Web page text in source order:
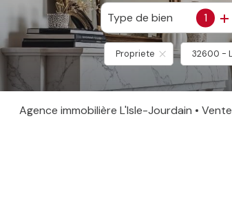
IMMOBILIER
PROFESSIONNEL
ventes
locations
ESTIMATION
EMAIL
CONTACT
De l'ancien
De l'immo pro
à
De
Type de bien 1
Propriete 32600 -
Agence immobilière L'Isle-Jourdain Vente